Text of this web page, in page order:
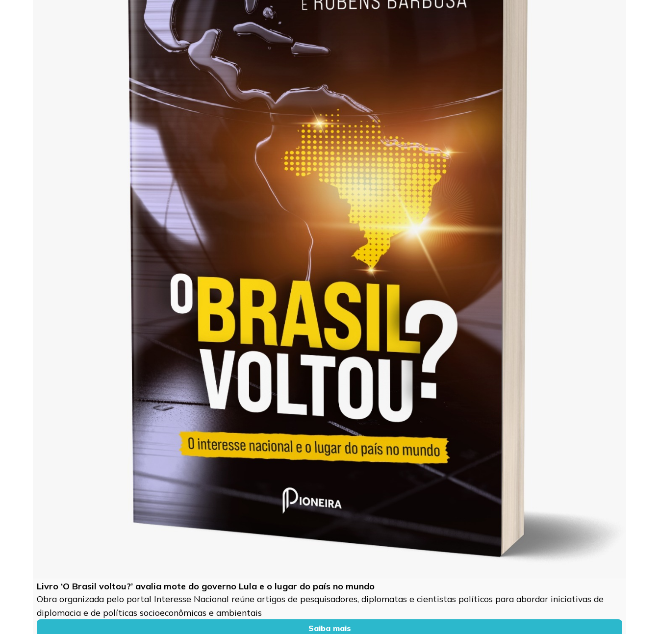
Livro ‘O Brasil voltou?’ avalia mote do governo Lula e o lugar do país no mundo
Obra organizada pelo portal Interesse Nacional reúne artigos de pesquisadores, diplomatas e cientistas políticos para abordar iniciativas de
diplomacia e de políticas socioeconômicas e ambientais
Saiba mais